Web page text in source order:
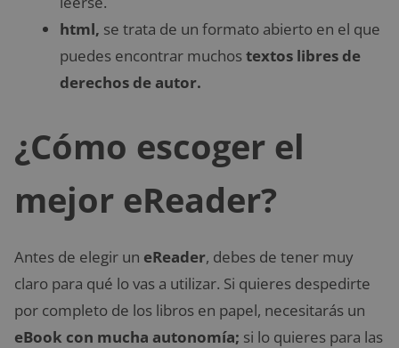
html, se trata de un formato abierto en el que
puedes encontrar muchostextos libres de
derechos de autor.
¿Cómo escoger el
mejor eReader?
Antes de elegir un eReader, debes de tener muy
claro para qué lo vas a utilizar. Si quieres despedirte
por completo de los libros en papel, necesitarás un
eBook con mucha autonomía; si lo quieres para las